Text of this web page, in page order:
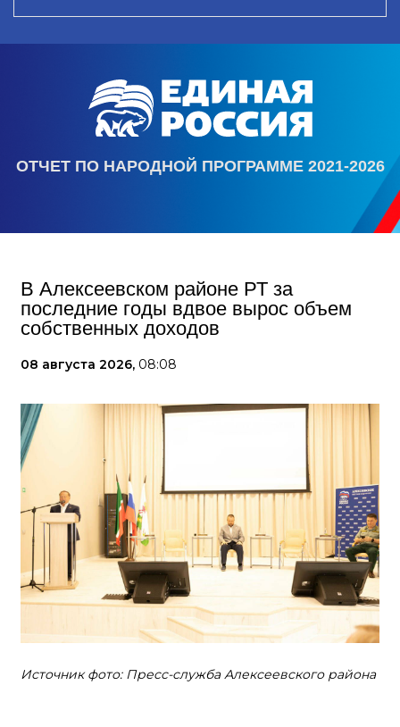
ОТЧЕТ ПО НАРОДНОЙ ПРОГРАММЕ 2021-2026
В Алексеевском районе РТ за
последние годы вдвое вырос объем
собственных доходов
08 августа 2026, 08:08
Источник фото: Пресс-служба Алексеевского района